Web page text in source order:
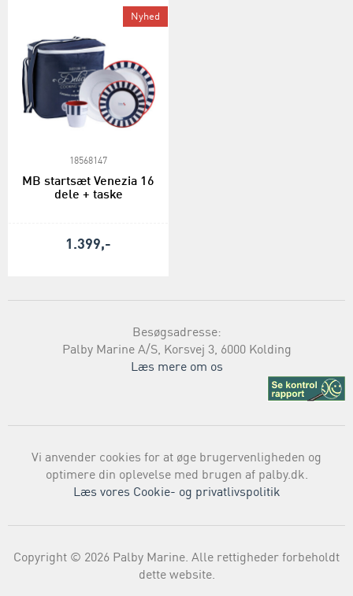
Nyhed
18568147
MB startsæt Venezia 16
dele + taske
1.399,-
Besøgsadresse:
Palby Marine A/S, Korsvej 3, 6000 Kolding
Læs mere om os
Vi anvender cookies for at øge brugervenligheden og
optimere din oplevelse med brugen af palby.dk.
Læs vores Cookie- og privatlivspolitik
Copyright © 2026 Palby Marine. Alle rettigheder forbeholdt
dette website.